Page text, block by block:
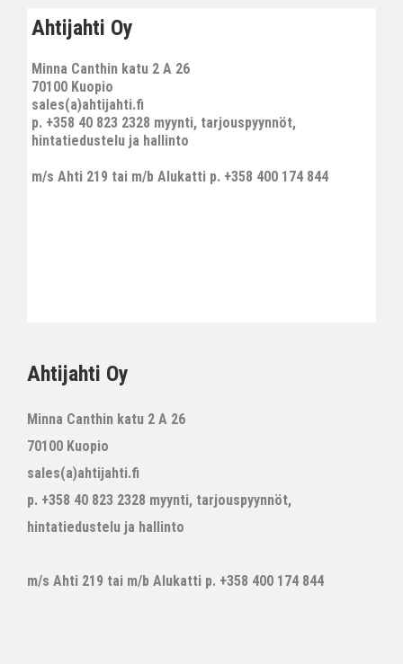
Ahtijahti Oy
Minna Canthin katu 2 A 26
70100 Kuopio
sales(a)ahtijahti.fi
p. +358 40 823 2328 myynti, tarjouspyynnöt,
hintatiedustelu ja hallinto
m/s Ahti 219 tai m/b Alukatti p. +358 400 174 844
Ahtijahti Oy
Minna Canthin katu 2 A 26
70100 Kuopio
sales(a)ahtijahti.fi
p. +358 40 823 2328 myynti, tarjouspyynnöt,
hintatiedustelu ja hallinto
m/s Ahti 219 tai m/b Alukatti p. +358 400 174 844